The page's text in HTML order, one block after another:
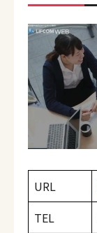
URL
TEL